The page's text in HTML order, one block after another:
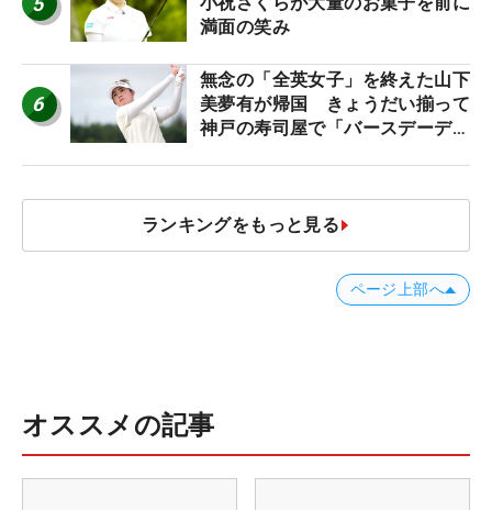
満面の笑み
6
無念の「全英女子」を終えた山下
美夢有が帰国 きょうだい揃って
神戸の寿司屋で「バースデーディ
ランキングをもっと見る
ページ上部へ
オススメの記事